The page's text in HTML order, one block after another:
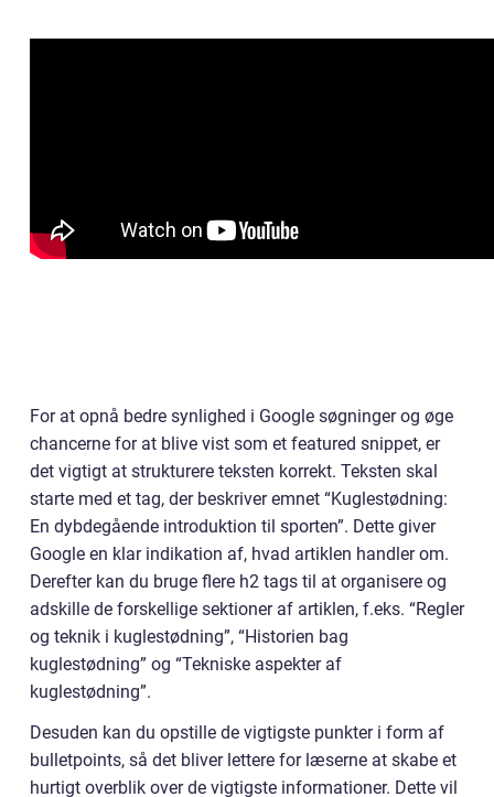
For at opnå bedre synlighed i Google søgninger og øge
chancerne for at blive vist som et featured snippet, er
det vigtigt at strukturere teksten korrekt. Teksten skal
starte med et tag, der beskriver emnet “Kuglestødning:
En dybdegående introduktion til sporten”. Dette giver
Google en klar indikation af, hvad artiklen handler om.
Derefter kan du bruge flere h2 tags til at organisere og
adskille de forskellige sektioner af artiklen, f.eks. “Regler
og teknik i kuglestødning”, “Historien bag
kuglestødning” og “Tekniske aspekter af
kuglestødning”.
Desuden kan du opstille de vigtigste punkter i form af
bulletpoints, så det bliver lettere for læserne at skabe et
hurtigt overblik over de vigtigste informationer. Dette vil